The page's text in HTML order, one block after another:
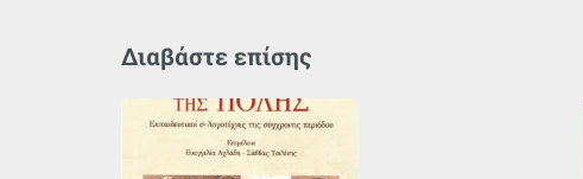
Διαβάστε επίσης